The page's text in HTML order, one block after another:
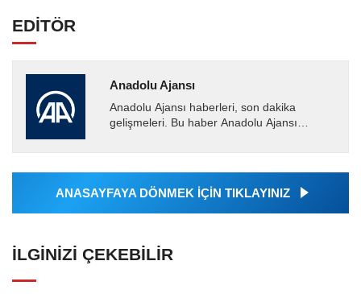
EDİTÖR
Anadolu Ajansı
Anadolu Ajansı haberleri, son dakika
gelişmeleri. Bu haber Anadolu Ajansı
tarafından geçilen tüm...
ANASAYFAYA DÖNMEK İÇİN TIKLAYINIZ
İLGINIZI ÇEKEBILIR